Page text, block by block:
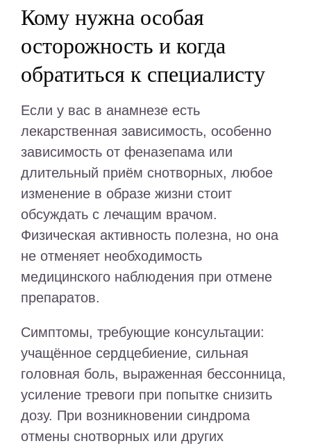
Кому нужна особая
осторожность и когда
обратиться к специалисту
Если у вас в анамнезе есть
лекарственная зависимость, особенно
зависимость от феназепама или
длительный приём снотворных, любое
изменение в образе жизни стоит
обсуждать с лечащим врачом.
Физическая активность полезна, но она
не отменяет необходимость
медицинского наблюдения при отмене
препаратов.
Симптомы, требующие консультации:
учащённое сердцебиение, сильная
головная боль, выраженная бессонница,
усиление тревоги при попытке снизить
дозу. При возникновении синдрома
отмены снотворных или других